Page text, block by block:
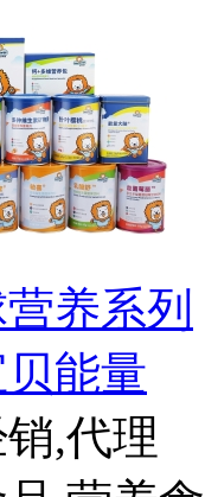
养系列
能量
,代理